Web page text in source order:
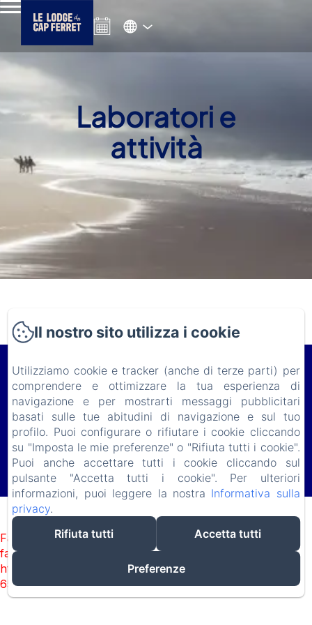
Laboratori e
attività
Le Lodge du Cap Ferret
11 Avenue de Bordeaux, Le Cap Ferret, 33970, Francia
lelodgeduferret@gmail.com
(+ 33) 618 982 703
Funziona con Amenitiz
Termini di vendita
Failed to load BookingEngine/index: Loading chunk 93
failed. (missing:
https://d1cmur5l0xva3h.cloudfront.net/packs/93-
65acea04403f90f9-51549dd374e3067c.js)
Il nostro sito utilizza i cookie
Utilizziamo cookie e tracker (anche di terze parti) per
comprendere e ottimizzare la tua esperienza di
navigazione e per mostrarti messaggi pubblicitari
basati sulle tue abitudini di navigazione e sul tuo
profilo. Puoi configurare o rifiutare i cookie cliccando
su "Imposta le mie preferenze" o "Rifiuta tutti i cookie".
Puoi anche accettare tutti i cookie cliccando sul
pulsante "Accetta tutti i cookie". Per ulteriori
informazioni, puoi leggere la nostra Informativa sulla
privacy.
Rifiuta tutti
Accetta tutti
Preferenze